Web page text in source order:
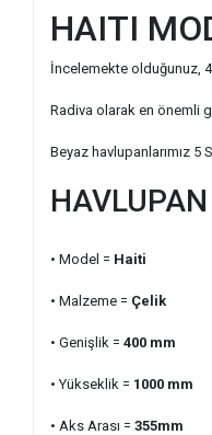
HAITI
İncelemekte olduğunuz,
Radiva olarak en önemli
Beyaz havlupanlarımız 5
• Model = Haiti
• Malzeme = Çelik
• Genişlik =400 mm
• Yükseklik = 1000 mm
• Aks Arası =355mm